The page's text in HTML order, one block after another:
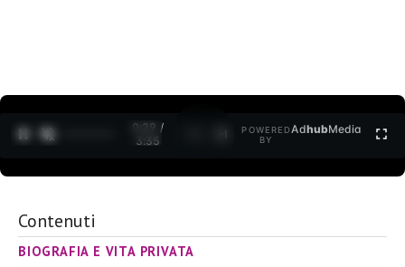
0:30 /
3:35
POWERED
BY
AdhubMedia
Contenuti
BIOGRAFIA E VITA PRIVATA